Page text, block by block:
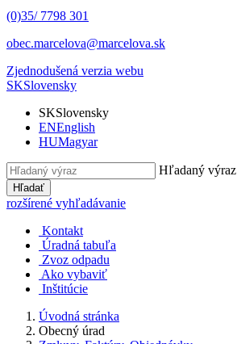
(0)35/ 7798 301
obec.marcelova@marcelova.sk
Zjednodušená verzia webu
SKSlovensky
SKSlovensky
ENEnglish
HUMagyar
Hľadaný výraz
Hľadať
rozšírené vyhľadávanie
Kontakt
Úradná tabuľa
Zvoz odpadu
Ako vybaviť
Inštitúcie
Úvodná stránka
Obecný úrad